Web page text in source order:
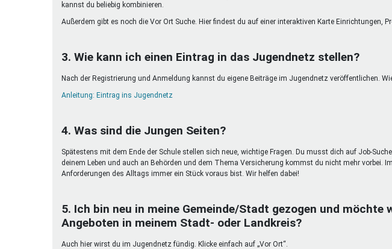
kannst du beliebig kombinieren.
Außerdem gibt es noch die Vor Ort Suche. Hier findest du auf einer interaktiven Karte Einrichtungen,
3. Wie kann ich einen Eintrag in das Jugendnetz stellen?
Nach der Registrierung und Anmeldung kannst du eigene Beiträge im Jugendnetz veröffentlichen.
Anleitung: Eintrag ins Jugendnetz
4. Was sind die Jungen Seiten?
Spätestens mit dem Ende der Schule stellen sich neue, wichtige Fragen. Du musst dich auf Job-
deinem Leben und auch an Behörden und dem Thema Versicherung kommst du nicht mehr
Anforderungen des Alltags immer ein Stück voraus bist. Wir helfen dabei!
5. Ich bin neu in meine Gemeinde/Stadt gezogen und
Angeboten in meinem Stadt- oder Landkreis?
Auch hier wirst du im Jugendnetz fündig. Klicke einfach auf „Vor Ort“.